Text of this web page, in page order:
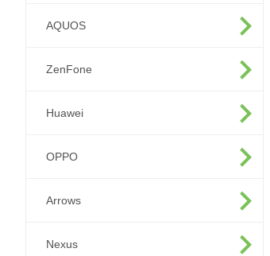
AQUOS
ZenFone
Huawei
OPPO
Arrows
Nexus